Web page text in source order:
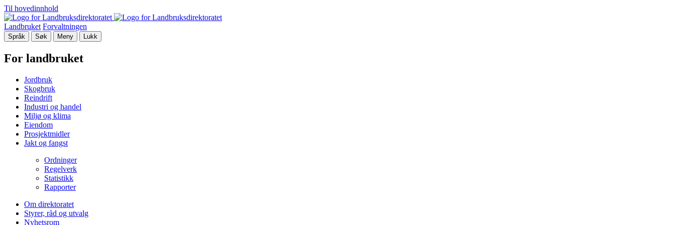
Til hovedinnhold
Landbruket Forvaltningen
Språk Søk Meny Lukk
For landbruket
Jordbruk
Skogbruk
Reindrift
Industri og handel
Miljø og klima
Eiendom
Prosjektmidler
Jakt og fangst
Ordninger
Regelverk
Statistikk
Rapporter
Om direktoratet
Styrer, råd og utvalg
Nyhetsrom